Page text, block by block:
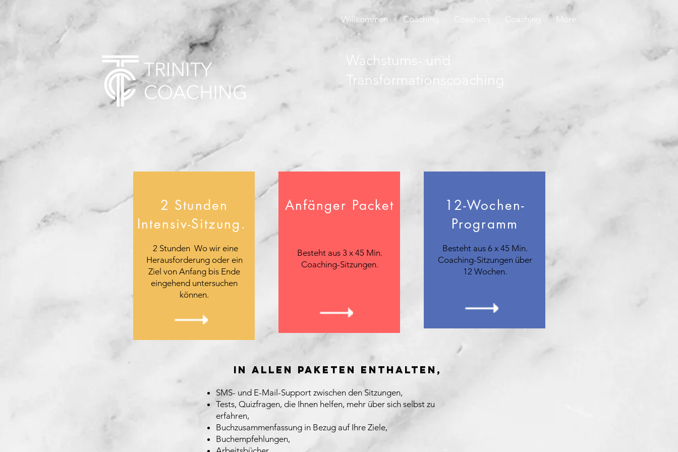
Willkommen Coaching Coaching Coaching More
Wachstums- und
Transformationscoaching
2 Stunden
Intensiv-Sitzung.
2 Stunden Wo wir eine
Herausforderung oder ein
Ziel von Anfang bis Ende
eingehend untersuchen
können.
Anfänger Packet
Besteht aus 3 x 45 Min.
Coaching-Sitzungen.
12-Wochen-
Programm
Besteht aus 6 x 45 Min.
Coaching-Sitzungen über
12 Wochen.
in allen Paketen enthalten,​
SMS- und E-Mail-Support zwischen den Sitzungen,
Tests, Quizfragen, die Ihnen helfen, mehr über sich selbst zu
erfahren,
Buchzusammenfassung in Bezug auf Ihre Ziele,
Buchempfehlungen,